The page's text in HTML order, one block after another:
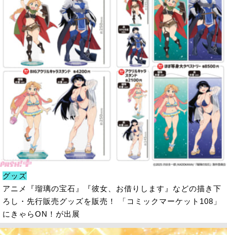
グッズ
アニメ『瑠璃の宝石』『彼女、お借りします』などの描き下
ろし・先行販売グッズを販売！ 「コミックマーケット108」
にきゃらON！が出展